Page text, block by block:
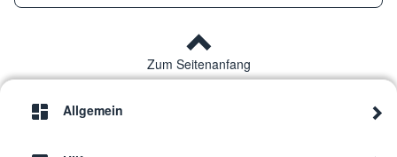
Zum Seitenanfang
Allgemein